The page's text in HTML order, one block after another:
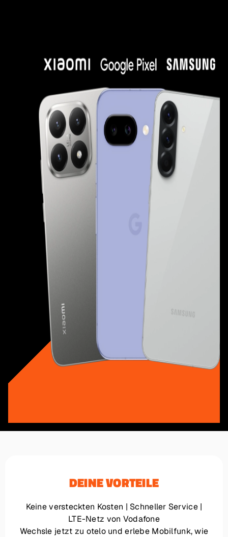
DEINE VORTEILE
Keine versteckten Kosten | Schneller Service |
LTE-Netz von Vodafone
Wechsle jetzt zu otelo und erlebe Mobilfunk, wie